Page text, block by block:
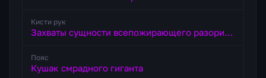
Кисти рук
Пояс
Кушак смрадного гиганта